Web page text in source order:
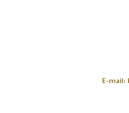
E-mail: